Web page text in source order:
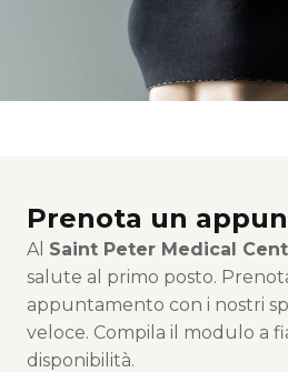
Prenota un
Al Saint Peter Medical
salute al primo posto.
appuntamento con i nostri
veloce. Compila il modulo a
disponibilità.